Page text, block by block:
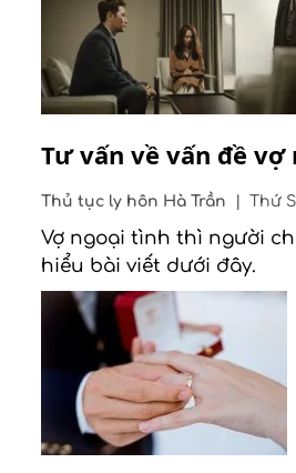
Tư vấn về vấn đề
Thủ tục ly hôn Hà Trần Thứ
Vợ ngoại tình thì người
hiểu bài viết dưới đây.